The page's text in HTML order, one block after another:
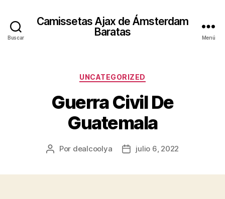
Buscar
Camissetas Ajax de Ámsterdam
Baratas
Menú
Categorías
UNCATEGORIZED
Guerra Civil De
Guatemala
Autor
Por dealcoolya
Fechajulio 6, 2022